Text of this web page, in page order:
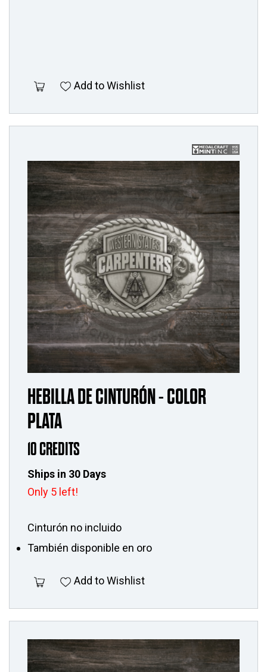
Add to Wishlist
HEBILLA DE CINTURÓN - COLOR
PLATA
10 CREDITS
Ships in 30 Days
Only 5 left!
Cinturón no incluido
También disponible en oro
Add to Wishlist